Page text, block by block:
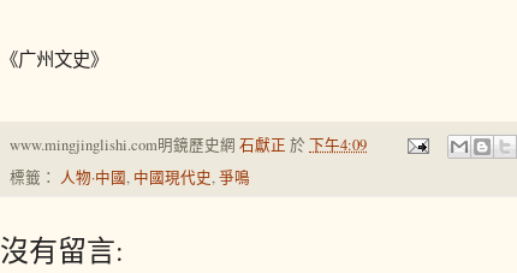
《广州文史》
www.mingjinglishi.com明鏡歷史網 石獻正 於 下午4:09
標籤： 人物·中國, 中國現代史,爭鳴
沒有留言: